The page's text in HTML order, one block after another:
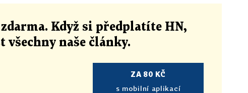
zdarma. Když si předplatíte HN,
všechny naše články.
ZA 80 KČ
s mobilní aplikací